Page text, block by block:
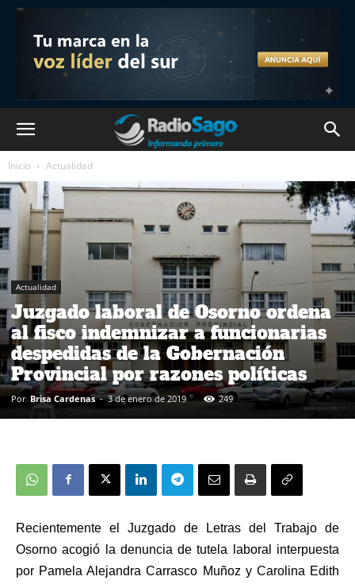
Inicio Actualidad
Actualidad
Juzgado laboral de Osorno ordena
al fisco indemnizar a funcionarias
despedidas de la Gobernación
Provincial por razones políticas
Por Brisa Cardenas - 3 de enero de 2019 249
Recientemente el Juzgado de Letras del Trabajo de
Osorno acogió la denuncia de tutela laboral interpuesta
por Pamela Alejandra Carrasco Muñoz y Carolina Edith